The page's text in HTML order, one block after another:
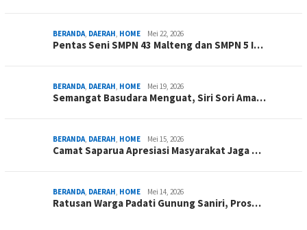
BERANDA, DAERAH, HOME Mei 22, 2026
Pentas Seni SMPN 43 Malteng dan SMPN 5 I…
BERANDA, DAERAH, HOME Mei 19, 2026
Semangat Basudara Menguat, Siri Sori Ama…
BERANDA, DAERAH, HOME Mei 15, 2026
Camat Saparua Apresiasi Masyarakat Jaga …
BERANDA, DAERAH, HOME Mei 14, 2026
Ratusan Warga Padati Gunung Saniri, Pros…